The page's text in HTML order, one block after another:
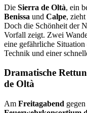
Die Sierra de Oltà, ein
Benissa und Calpe,
Doch die Schönheit der
Vorfall zeigt. Zwei
eine gefährliche
Technik und einer
Dramatische
de Oltà
Am Freitagabend